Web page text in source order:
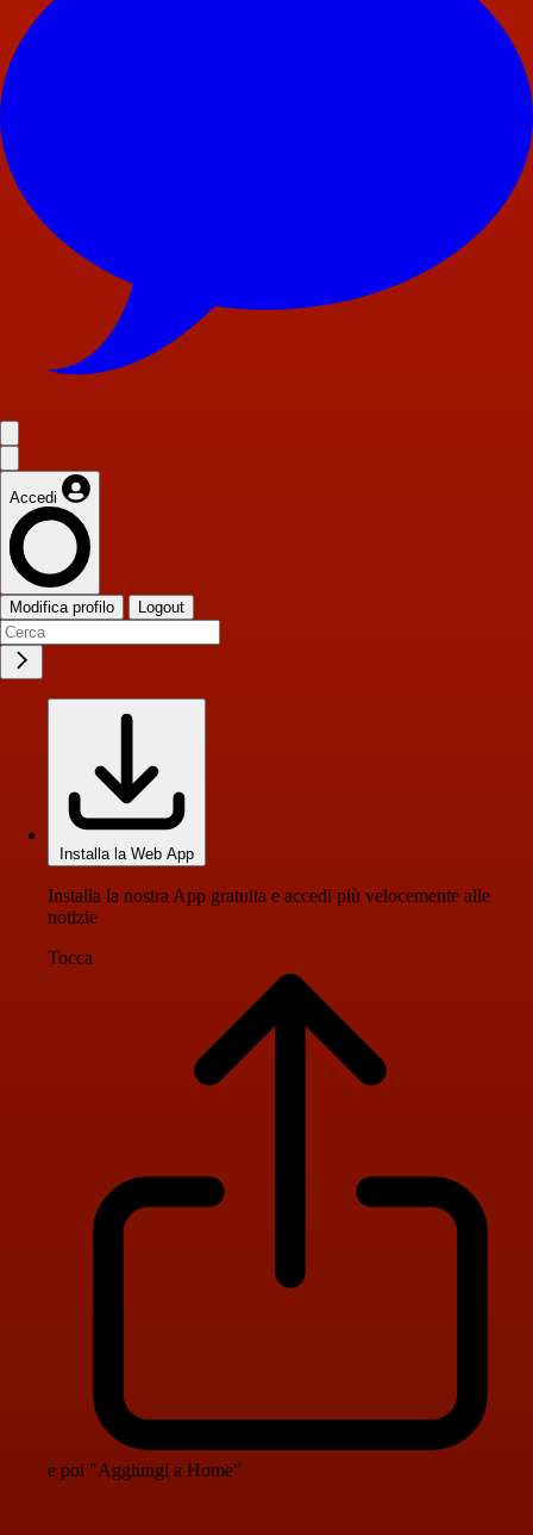
Accedi
Modifica profilo Logout
Installa la Web App
Installa la nostra App gratuita e accedi più velocemente alle
notizie
Tocca
e poi "Aggiungi a Home"